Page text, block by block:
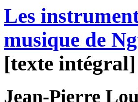
Les
musique de
[texte intégral]
Jean-Pierre